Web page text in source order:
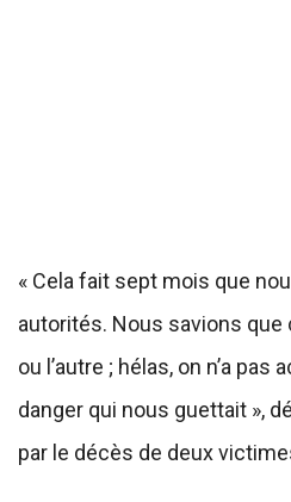
« Cela fait sept mois que
autorités. Nous savions que
ou l’autre ; hélas, on n’a pas
danger qui nous guettait »,
par le décès de deux